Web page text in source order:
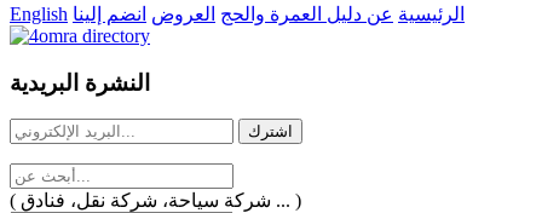
live
casinos
online
livedealercasino.online
English الرئيسية عن دليل العمرة والحج العروض انضم إلينا
النشرة البريدية
( شركة سياحة، شركة نقل، فنادق ... )